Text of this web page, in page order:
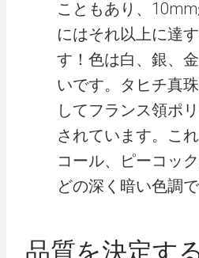
こともあり、
にはそれ以上に達
す！色は白、銀、
いです。タヒチ真
してフランス領ポ
されています。こ
コール、ピーコッ
どの深く暗い色調で
品質を決定す